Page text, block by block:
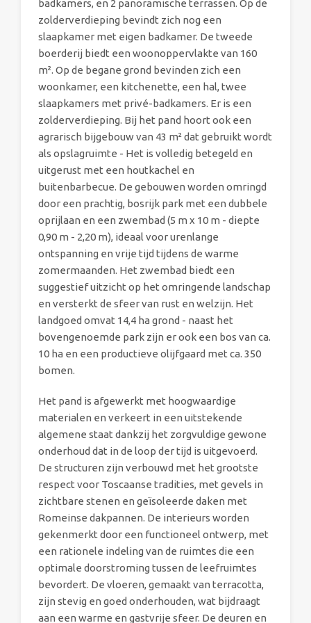
badkamers, en 2 panoramische terrassen. Op de
zolderverdieping bevindt zich nog een
slaapkamer met eigen badkamer. De tweede
boerderij biedt een woonoppervlakte van 160
m². Op de begane grond bevinden zich een
woonkamer, een kitchenette, een hal, twee
slaapkamers met privé-badkamers. Er is een
zolderverdieping. Bij het pand hoort ook een
agrarisch bijgebouw van 43 m² dat gebruikt wordt
als opslagruimte - Het is volledig betegeld en
uitgerust met een houtkachel en
buitenbarbecue. De gebouwen worden omringd
door een prachtig, bosrijk park met een dubbele
oprijlaan en een zwembad (5 m x 10 m - diepte
0,90 m - 2,20 m), ideaal voor urenlange
ontspanning en vrije tijd tijdens de warme
zomermaanden. Het zwembad biedt een
suggestief uitzicht op het omringende landschap
en versterkt de sfeer van rust en welzijn. Het
landgoed omvat 14,4 ha grond - naast het
bovengenoemde park zijn er ook een bos van ca.
10 ha en een productieve olijfgaard met ca. 350
bomen.
Het pand is afgewerkt met hoogwaardige
materialen en verkeert in een uitstekende
algemene staat dankzij het zorgvuldige gewone
onderhoud dat in de loop der tijd is uitgevoerd.
De structuren zijn verbouwd met het grootste
respect voor Toscaanse tradities, met gevels in
zichtbare stenen en geïsoleerde daken met
Romeinse dakpannen. De interieurs worden
gekenmerkt door een functioneel ontwerp, met
een rationele indeling van de ruimtes die een
optimale doorstroming tussen de leefruimtes
bevordert. De vloeren, gemaakt van terracotta,
zijn stevig en goed onderhouden, wat bijdraagt
aan een warme en gastvrije sfeer. De deuren en